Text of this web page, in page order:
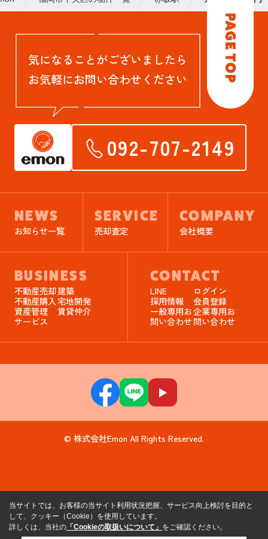
気になることがございましたら
お気軽にお問い合わせください
092-707-2149
NEWS
お知らせ一覧
SERVICE
売却査定
COMPANY
会社概要
BUSINESS
不動産売却建築
不動産購入宅地開発
資産管理
サービス
賃貸仲介
CONTACT
LINE
ログイン
採用情報
会員登録
一般専用お
問い合わせ
企業専用お
問い合わせ
© 株式会社Emon All Rights Reserved.
当サイトでは、お客様の当サイト利用状況把握、サービス向上検討を目的と
して、クッキー（Cookie）を使用しています。
詳しくは、当社の 「Cookieの取扱いについて」 をご確認ください。